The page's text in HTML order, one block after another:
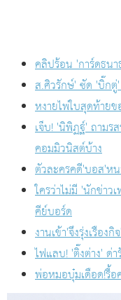
คลิปร้อน 'การ์ดธน
ส.ศิวรักษ์' ซัด 'บิ๊กตู่'
หงายไพ่ใบสุดท้าย
เจ็บ! 'นิพิฏฐ์' ถามร
คอมมิวนิสต์บ้าง
ตัวละครคดี'บอส'ห
ใครว่าไม่มี 'นักข่า
คีย์บอร์ด
งานเข้า'จึงรุ่งเรือง
ไฟแลบ! 'ติ๊งต่าง' ด่
พ่อหมอบุ๋มเดือด!รื้อ